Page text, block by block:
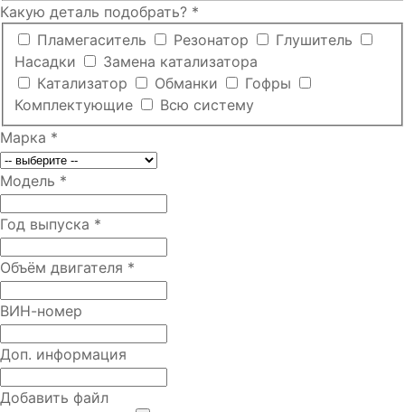
Какую деталь подобрать? *
Пламегаситель
Резонатор
Глушитель
Насадки
Замена катализатора
Катализатор
Обманки
Гофры
Комплектующие
Всю систему
Марка *
Модель *
Год выпуска *
Объём двигателя *
ВИН-номер
Доп. информация
Добавить файл